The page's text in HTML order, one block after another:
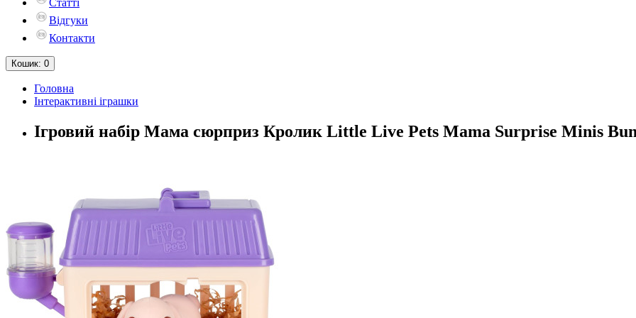
Статті
Відгуки
Контакти
Кошик: 0
Головна
Інтерактивні іграшки
Ігровий набір Мама сюрприз Кролик Little Live Pets Mama Surprise Minis